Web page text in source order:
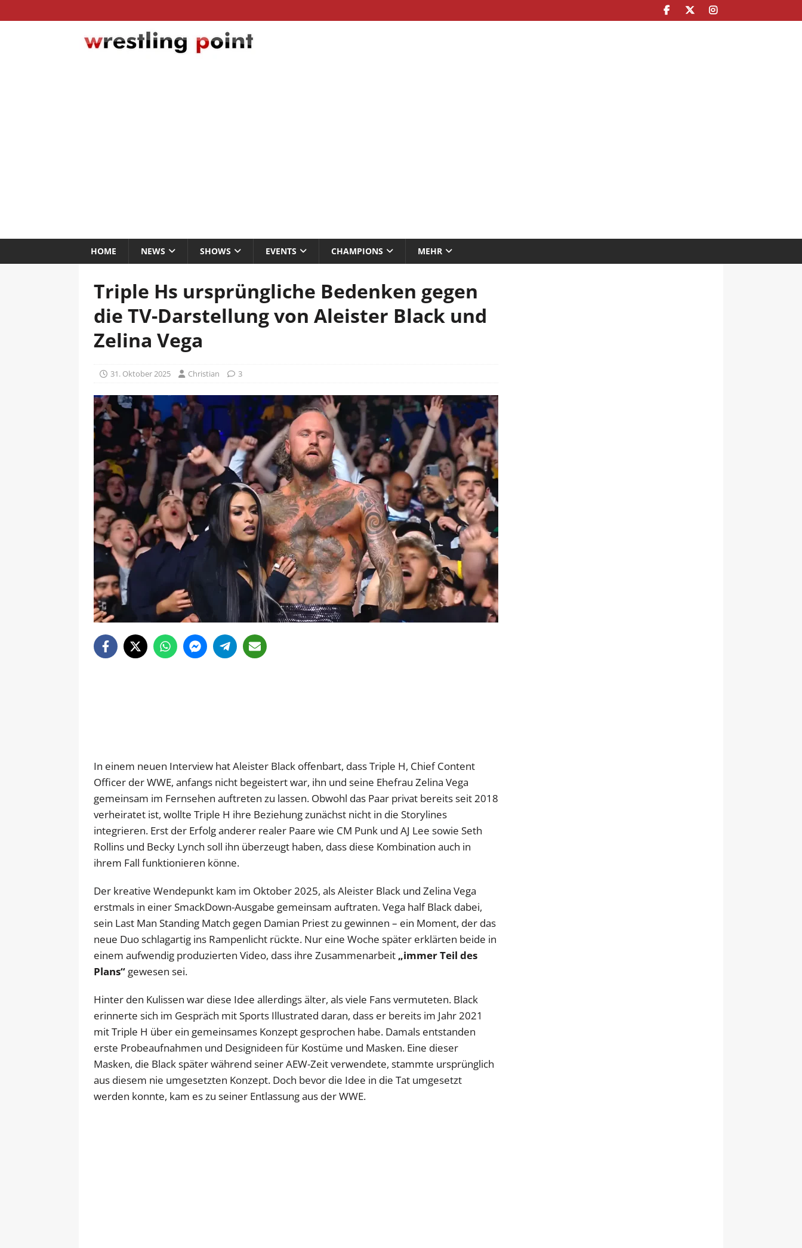
HOME NEWS SHOWS EVENTS CHAMPIONS MEHR
Triple Hs ursprüngliche Bedenken gegen
die TV-Darstellung von Aleister Black und
Zelina Vega
31. Oktober 2025 Christian 3
In einem neuen Interview hat Aleister Black offenbart, dass Triple H, Chief Content
Officer der WWE, anfangs nicht begeistert war, ihn und seine Ehefrau Zelina Vega
gemeinsam im Fernsehen auftreten zu lassen. Obwohl das Paar privat bereits seit 2018
verheiratet ist, wollte Triple H ihre Beziehung zunächst nicht in die Storylines
integrieren. Erst der Erfolg anderer realer Paare wie CM Punk und AJ Lee sowie Seth
Rollins und Becky Lynch soll ihn überzeugt haben, dass diese Kombination auch in
ihrem Fall funktionieren könne.
Der kreative Wendepunkt kam im Oktober 2025, als Aleister Black und Zelina Vega
erstmals in einer SmackDown-Ausgabe gemeinsam auftraten. Vega half Black dabei,
sein Last Man Standing Match gegen Damian Priest zu gewinnen – ein Moment, der das
neue Duo schlagartig ins Rampenlicht rückte. Nur eine Woche später erklärten beide in
einem aufwendig produzierten Video, dass ihre Zusammenarbeit „immer Teil des
Plans“ gewesen sei.
Hinter den Kulissen war diese Idee allerdings älter, als viele Fans vermuteten. Black
erinnerte sich im Gespräch mit Sports Illustrated daran, dass er bereits im Jahr 2021
mit Triple H über ein gemeinsames Konzept gesprochen habe. Damals entstanden
erste Probeaufnahmen und Designideen für Kostüme und Masken. Eine dieser
Masken, die Black später während seiner AEW-Zeit verwendete, stammte ursprünglich
aus diesem nie umgesetzten Konzept. Doch bevor die Idee in die Tat umgesetzt
werden konnte, kam es zu seiner Entlassung aus der WWE.